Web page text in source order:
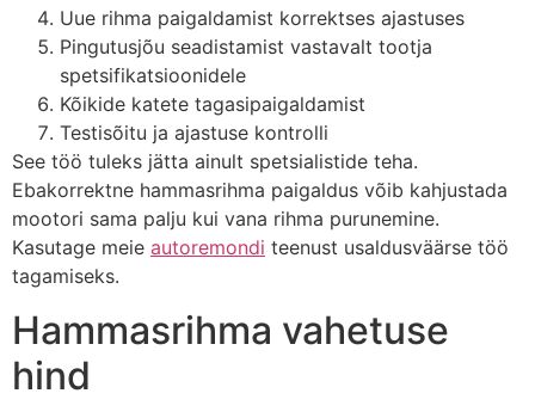
Uue rihma paigaldamist korrektses ajastuses
Pingutusjõu seadistamist vastavalt tootja
spetsifikatsioonidele
Kõikide katete tagasipaigaldamist
Testisõitu ja ajastuse kontrolli
See töö tuleks jätta ainult spetsialistide teha.
Ebakorrektne hammasrihma paigaldus võib kahjustada
mootori sama palju kui vana rihma purunemine.
Kasutage meie autoremondi teenust usaldusväärse töö
tagamiseks.
Hammasrihma vahetuse
hind